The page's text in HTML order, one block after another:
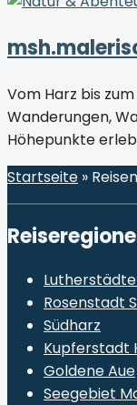
Vom Harz bis
Wanderungen,
Höhepunkte
Startseite »
Rosenstadt
Südharz
Kupferstadt
Goldene Aue
Seegebiet